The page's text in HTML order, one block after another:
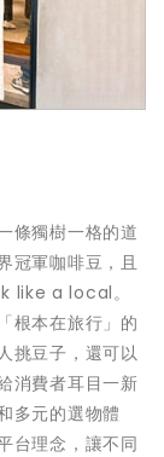
條獨樹一格的道
冠軍咖啡豆，且
like a local。
根本在旅行」的
挑豆子，還可以
消費者耳目一新
多元的選物體
台理念，讓不同